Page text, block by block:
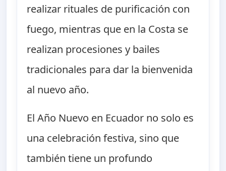
realizar rituales de purificación con
fuego, mientras que en la Costa se
realizan procesiones y bailes
tradicionales para dar la bienvenida
al nuevo año.
El Año Nuevo en Ecuador no solo es
una celebración festiva, sino que
también tiene un profundo